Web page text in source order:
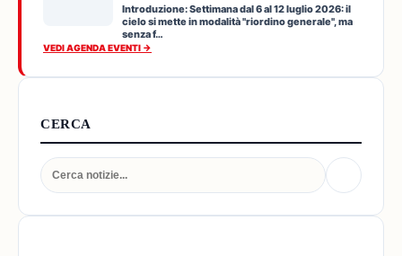
Introduzione: Settimana dal 6 al 12 luglio 2026: il
cielo si mette in modalità "riordino generale", ma
senza f…
VEDI AGENDA EVENTI →
CERCA